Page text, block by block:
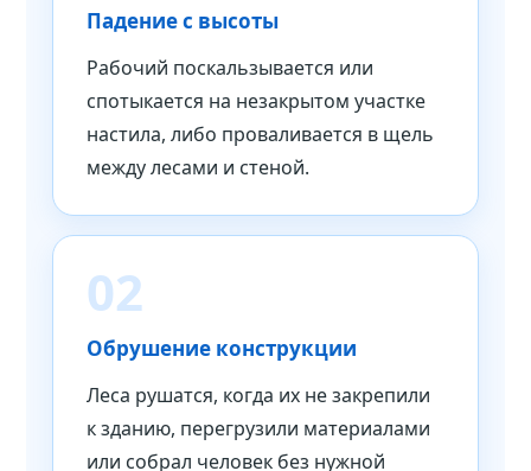
Падение с высоты
Рабочий поскальзывается или
спотыкается на незакрытом участке
настила, либо проваливается в щель
между лесами и стеной.
02
Обрушение конструкции
Леса рушатся, когда их не закрепили
к зданию, перегрузили материалами
или собрал человек без нужной